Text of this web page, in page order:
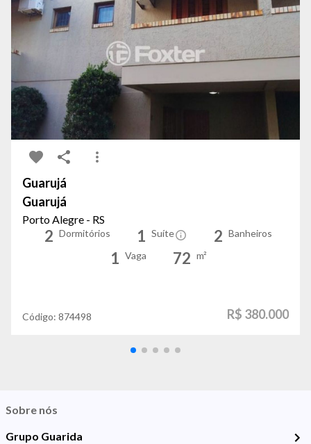
Guarujá
Guarujá
Porto Alegre - RS
2 Dormitórios 1 Suíte 2 Banheiros
1 Vaga 72 m²
Código: 874498 R$ 380.000
Sobre nós
Grupo Guarida